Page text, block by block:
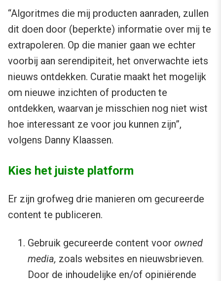
“Algoritmes die mij producten aanraden, zullen
dit doen door (beperkte) informatie over mij te
extrapoleren. Op die manier gaan we echter
voorbij aan serendipiteit, het onverwachte iets
nieuws ontdekken. Curatie maakt het mogelijk
om nieuwe inzichten of producten te
ontdekken, waarvan je misschien nog niet wist
hoe interessant ze voor jou kunnen zijn”,
volgens Danny Klaassen.
Kies het juiste platform
Er zijn grofweg drie manieren om gecureerde
content te publiceren.
Gebruik gecureerde content voor owned
media, zoals websites en nieuwsbrieven.
Door de inhoudelijke en/of opiniërende